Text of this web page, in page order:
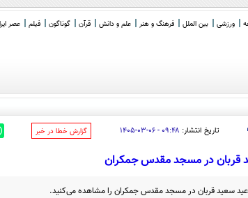
ورزشی بین الملل فرهنگ و هنر علم و دانش قرآن گوناگون فیلم عصر
تاریخ انتشار: ۰۹:۴۸ - ۰۶-۰۳-۱۴۰۵ ‌گزارش خطا در خبر
قربان در مسجد مقدس جمکران
عید سعید قربان در مسجد مقدس جمکران را مشاهده می‌کنید.